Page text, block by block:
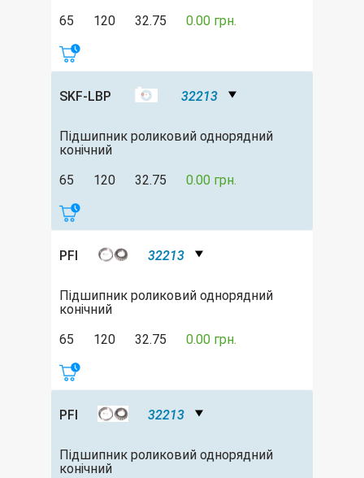
65
120 32.75 0.00 грн.
SKF-LBP 32213
Підшипник роликовий однорядний
конічний
65
120 32.75 0.00 грн.
PFI 32213
Підшипник роликовий однорядний
конічний
65
120 32.75 0.00 грн.
PFI 32213
Підшипник роликовий однорядний
конічний